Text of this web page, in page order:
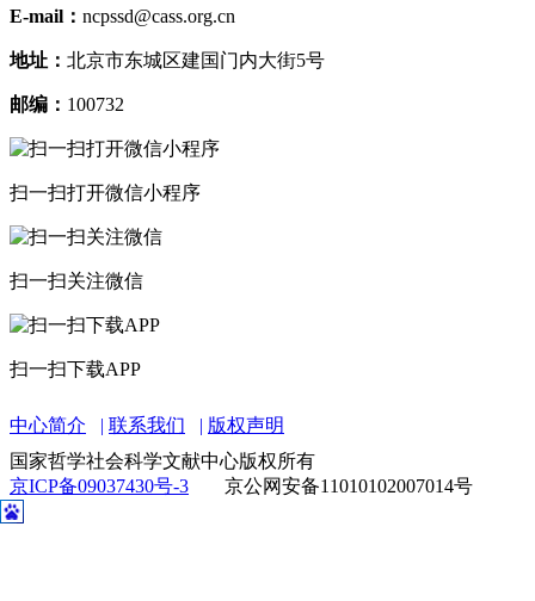
E-mail： ncpssd@cass.org.cn
地址： 北京市东城区建国门内大街5号
邮编： 100732
扫一扫打开微信小程序
扫一扫关注微信
扫一扫下载APP
中心简介 联系我们
版权声明
国家哲学社会科学文献中心版权所有
京ICP备09037430号-3
京公网安备11010102007014号